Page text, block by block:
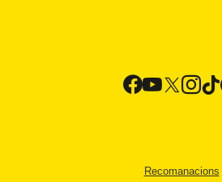
Recomanacions